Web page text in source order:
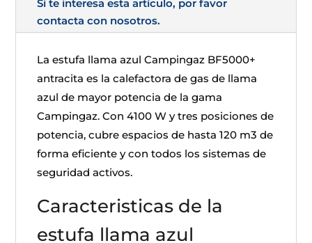
Si te interesa esta artículo, por favor
contacta con nosotros.
La estufa llama azul Campingaz BF5000+
antracita es la calefactora de gas de llama
azul de mayor potencia de la gama
Campingaz. Con 4100 W y tres posiciones de
potencia, cubre espacios de hasta 120 m3 de
forma eficiente y con todos los sistemas de
seguridad activos.
Caracteristicas de la
estufa llama azul